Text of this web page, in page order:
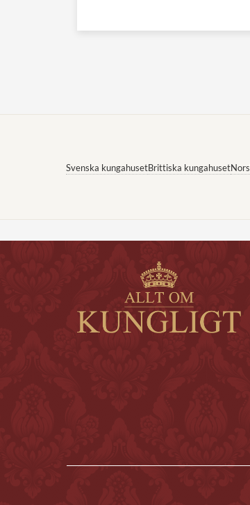
Svenska kungahusetBrittiska kungahuset